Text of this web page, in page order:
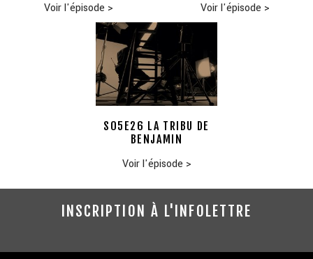
Voir l'épisode > Voir l'épisode >
S05E26 LA TRIBU DE
BENJAMIN
Voir l'épisode >
INSCRIPTION À L'INFOLETTRE